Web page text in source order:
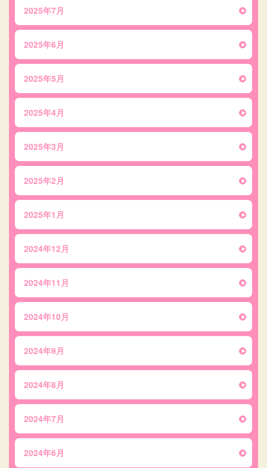
2025年7月
2025年6月
2025年5月
2025年4月
2025年3月
2025年2月
2025年1月
2024年12月
2024年11月
2024年10月
2024年9月
2024年8月
2024年7月
2024年6月